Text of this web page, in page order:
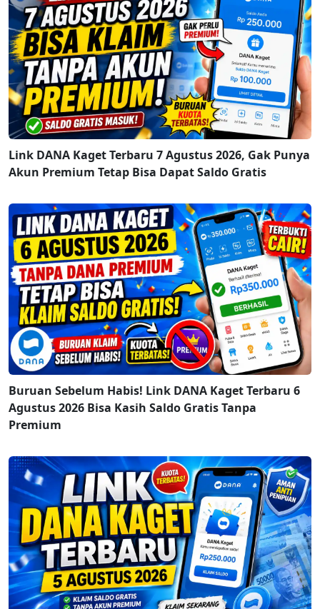
Link DANA Kaget Terbaru 7 Agustus 2026, Gak Punya
Akun Premium Tetap Bisa Dapat Saldo Gratis
Buruan Sebelum Habis! Link DANA Kaget Terbaru 6
Agustus 2026 Bisa Kasih Saldo Gratis Tanpa
Premium